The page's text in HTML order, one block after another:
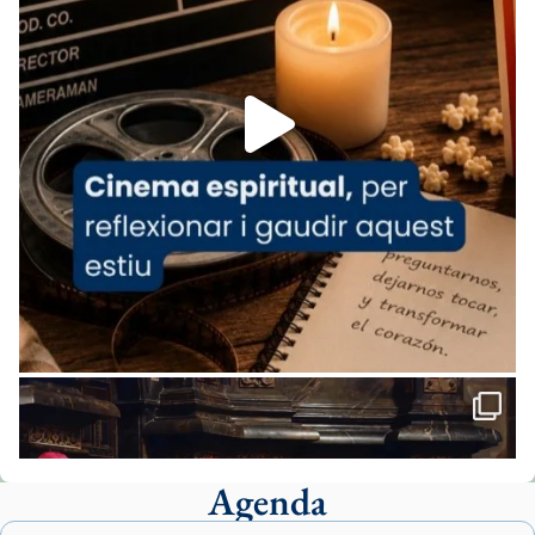
espana-testimoni...
Foto
View on Facebook · Share
Arquebisbat de Barcelona
1 week ago
«Avui les santes Juliana i Semproniana ens
ajuden a alçar la mirada»
Mons. Sergi Gordo, bisbe de Tortosa, ha
presidit aquest 27 de juliol la missa de Les
Santes de Mataró.
🔗tinyurl.com/cvu5jmbk
📸 J. Merino
Agenda